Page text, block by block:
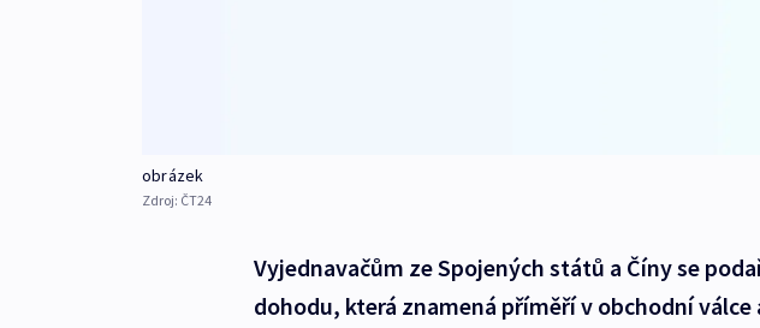
obrázek
Zdroj: ČT24
Vyjednavačům ze Spojených států a Číny se
dohodu, která znamená příměří v obchodní válce